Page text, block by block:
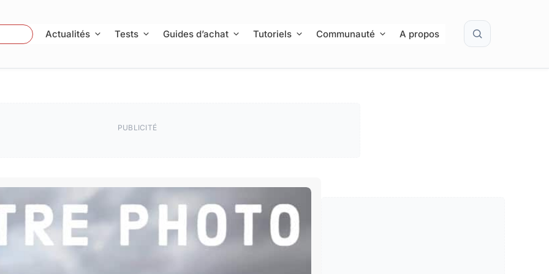
Actualités Tests Guides d’achat Tutoriels Communauté A propos Rechercher
PUBLICITÉ